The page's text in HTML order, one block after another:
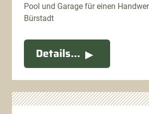
Pool und Garage für einen
Bürstadt
Details…